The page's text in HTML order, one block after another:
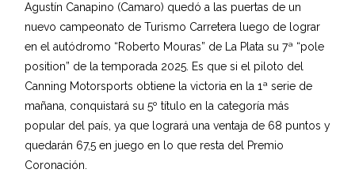
Agustín Canapino (Camaro) quedó a las puertas de un
nuevo campeonato de Turismo Carretera luego de lograr
en el autódromo “Roberto Mouras” de La Plata su 7ª “pole
position” de la temporada 2025. Es que si el piloto del
Canning Motorsports obtiene la victoria en la 1ª serie de
mañana, conquistará su 5º título en la categoría más
popular del país, ya que logrará una ventaja de 68 puntos y
quedarán 67,5 en juego en lo que resta del Premio
Coronación.